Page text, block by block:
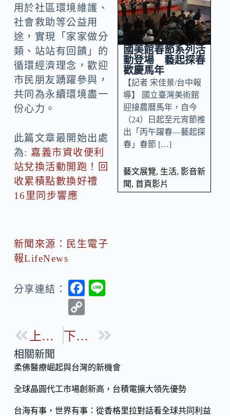
用於社區環境維護、
社會救助等公益用
途，實現「家家做分
類、站站有回饋」的
循環經濟理念，歡迎
市民朋友踴躍參與，
共同為永續環境盡一
份心力。
此篇文章最開始出處
為: 嘉義市資收便利
站兌換活動開跑！回
收累積點數換好禮
16里同步響應
新聞來源：民生電子
報LifeNews
分享連結：
F
b
o
k
p
Li
n
k
上一篇 下一篇
國美館春節系列活
動登場 藝起探春
歡慶馬年
【記者 宋佳景/台中報
導】 國立臺灣美術館
迎接農曆馬年，自今
（24）日起至元宵節推
出「丙午躍春—藝起探
春」春節 […]
藝文展覽, 生活, 影音新
聞, 首頁影片
相關新聞
柔佛醫療崛起與台灣的新機會
全球晶圓代工市場創新高，台積電擴大領先優勢
台海有事，世界有事：從香格里拉對話看全球共同利益